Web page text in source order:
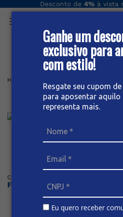
Ganhe um
exclusivo para
com estilo!
Resgate seu cupom
para aposentar aquilo
representa mais.
Eu quero receber
Desconto de 4%à vista
O que você procura
Home
Calça Jeans
Posicione o mouse sob a
Código
Faça o login ou cadastre-se